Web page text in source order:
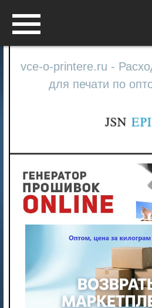
vce-o-printere.ru -
для печати по